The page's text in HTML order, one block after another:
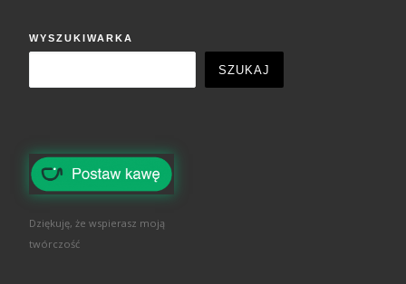
WYSZUKIWARKA
SZUKAJ
Dziękuję, że wspierasz moją
twórczość